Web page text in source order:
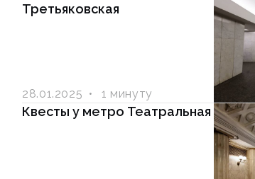
Третьяковская
28.01.2025 1 минуту
Квесты у метро Театральная